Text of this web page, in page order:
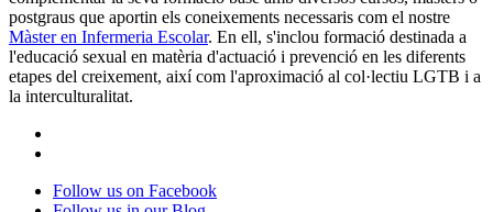
postgraus que aportin els coneixements necessaris com el nostre
Màster en Infermeria Escolar. En ell, s'inclou formació destinada a
l'educació sexual en matèria d'actuació i prevenció en les diferents
etapes del creixement, així com l'aproximació al col·lectiu LGTB i a
la interculturalitat.
Follow us on Facebook